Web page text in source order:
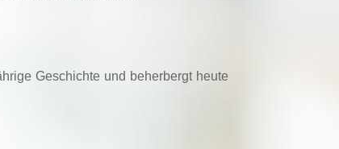
Geschichte und beherbergt heute